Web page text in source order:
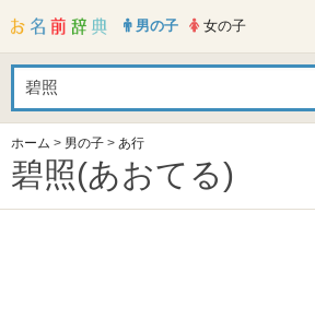
男の子 女の子
ホーム > 男の子 > あ行
碧照(あおてる)